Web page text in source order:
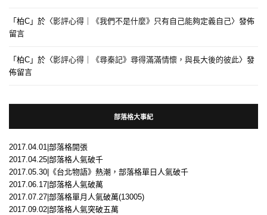
「柏C 」於〈影評心得｜《我們不是什麼》只有自己能夠定義自己〉發佈
留言
「柏C 」於〈影評心得｜《尋秦記》尋得滿滿情懷，與長大後的彼此〉發
佈留言
部落格大事紀
2017.04.01|部落格開張
2017.04.25|部落格人氣破千
2017.05.30|《台北物語》熱潮，部落格單日人氣破千
2017.06.17|部落格人氣破萬
2017.07.27|部落格單月人氣破萬(13005)
2017.09.02|部落格人氣突破五萬